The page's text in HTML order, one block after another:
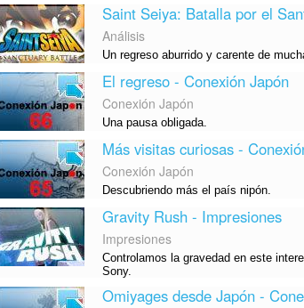
Saint Seiya: Batalla por el
Análisis
Un regreso aburrido y carente de
El regreso - Conexión Japón
Conexión Japón
Una pausa obligada.
Más visitas curiosas -
Conexión Japón
Descubriendo más el país nipón.
Gravity Rush - Impresiones
Impresiones
Controlamos la gravedad en este
Sony.
Omiyages desde Japón -